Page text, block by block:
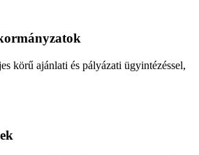
körű ajánlati és pályázati ügyintézéssel,